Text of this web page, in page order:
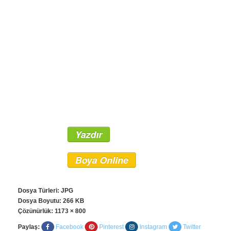
Yazdır
Boya Online
Dosya Türleri: JPG
Dosya Boyutu: 266 KB
Çözünürlük: 1173 × 800
Paylaş: Facebook Pinterest Instagram Twitter